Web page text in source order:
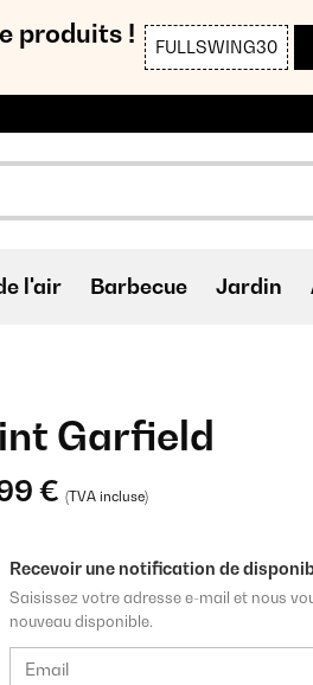
produits ! FULLSWING30
l'air Barbecue Jardin
Garfield
€ (TVA incluse)
Recevoir une notification de
Saisissez votre adresse e-mail et nous
nouveau disponible.